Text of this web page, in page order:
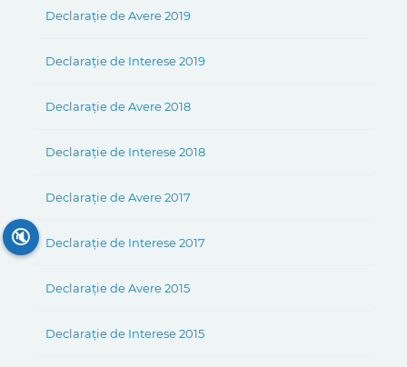
Declarație de Avere 2019
Declarație de Interese 2019
Declarație de Avere 2018
Declarație de Interese 2018
Declarație de Avere 2017
Declarație de Interese 2017
Declarație de Avere 2015
Declarație de Interese 2015
🔇